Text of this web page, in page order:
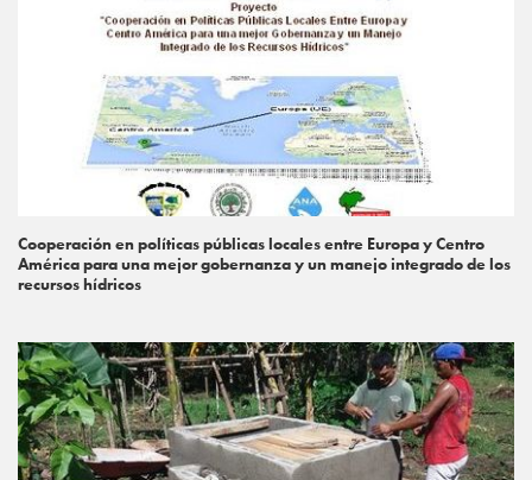
Cooperación en políticas públicas locales entre Europa y Centro
América para una mejor gobernanza y un manejo integrado de los
recursos hídricos